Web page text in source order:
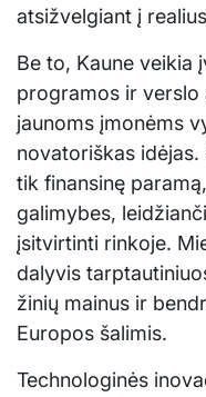
atsižvelgiant į
Be to, Kaune veikia
programos ir verslo
jaunoms įmonėms
novatoriškas
tik finansinę
galimybes,
įsitvirtinti rinkoje.
dalyvis
žinių mainus ir
Europos šalimis.
Technologinės